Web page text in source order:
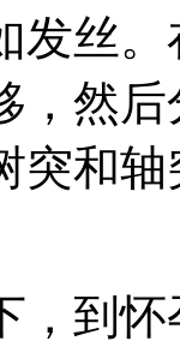
发丝
，然
突和
到怀